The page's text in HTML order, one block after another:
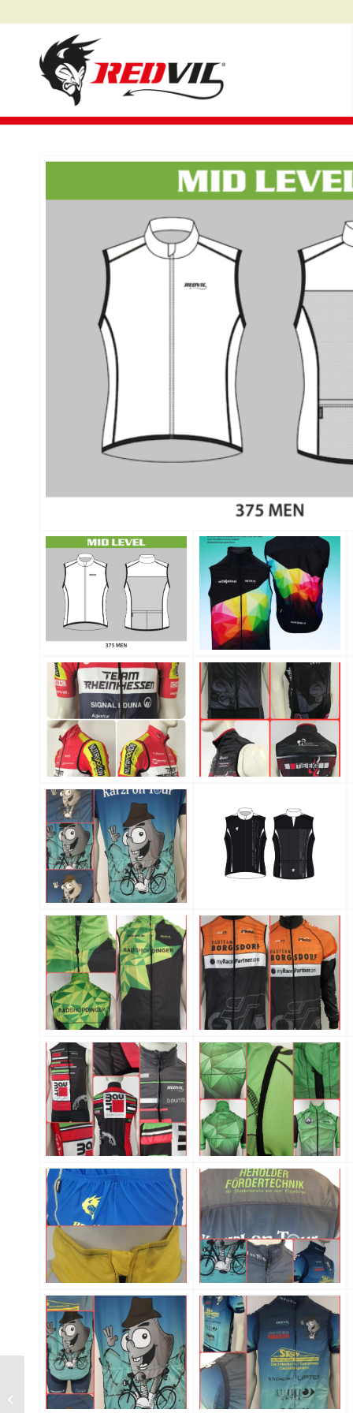
Regen- + All-
Wetterjacke Damen
352FD + Herren 382FD,